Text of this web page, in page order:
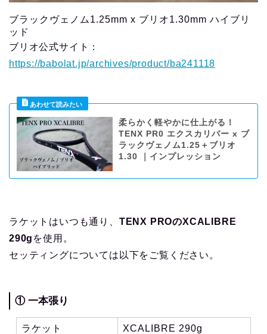
ブラックヴェノム1.25mm x ブリオ1.30mm ハイブリ
ッド
ブリオ公式サイト：
https://babolat.jp/archives/product/ba241118
柔らかく軽やかに仕上がる！
TENX PR0 エクスカリバー x ブ
ラックヴェノム1.25＋ブリオ
1.30 ｜インプレッション
ラケットはいつも通り、 TENX PROのXCALIBRE
290g を使用。
セッティングについては以下をご覧ください。
① 一本張り
ラケット XCALIBRE 290g